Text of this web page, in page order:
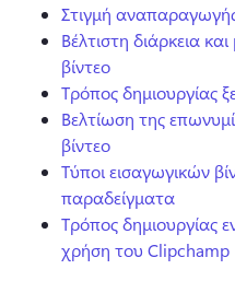
Στιγμή
Βέλτιστη διάρκεια
βίντεο
Τρόπος δημιουργίας
Βελτίωση της
βίντεο
Τύποι εισαγωγικών
παραδείγματα
Τρόπος δημιουργίας
χρήση του Clipchamp